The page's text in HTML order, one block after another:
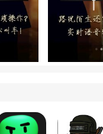
超所值的出行体验。
可以实时查看司机的